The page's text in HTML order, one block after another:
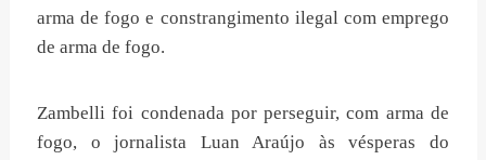
arma de fogo e constrangimento ilegal com emprego
de arma de fogo.
Zambelli foi condenada por perseguir, com arma de
fogo, o jornalista Luan Araújo às vésperas do